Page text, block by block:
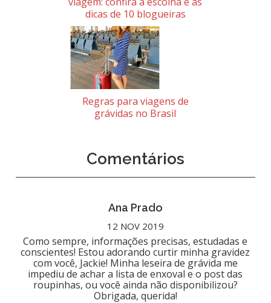
dicas de 10 blogueiras
Regras para viagens de
grávidas no Brasil
Comentários
Ana Prado
12 NOV 2019
Como sempre, informações precisas, estudadas e
conscientes! Estou adorando curtir minha gravidez
com você, Jackie! Minha leseira de grávida me
impediu de achar a lista de enxoval e o post das
roupinhas, ou você ainda não disponibilizou?
Obrigada, querida!